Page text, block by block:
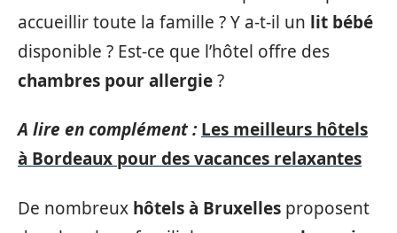
accueillir toute la famille ? Y a-t-il un lit bébé
disponible ? Est-ce que l’hôtel offre des
chambres pour allergie?
A lire en complément : Les meilleurs hôtels
à Bordeaux pour des vacances relaxantes
De nombreux hôtels à Bruxelles proposent